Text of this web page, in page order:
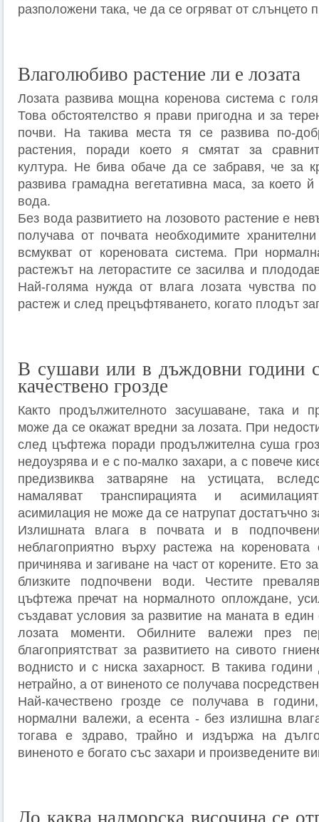
разположени така, че да се огряват от слънцето
Влаголюбиво растение ли е лозата
Лозата развива мощна коренова система с
Това обстоятелство я прави пригодна и за
почви. На такива места тя се развива по-
растения, поради което я смятат за
култура. Не бива обаче да се забравя, че за
развива грамадна вегетативна маса, за което
вода.
Без вода развитието на лозовото растение е
получава от почвата необходимите
всмукват от кореновата система. При
растежът на леторастите се засилва и
Най-голяма нужда от влага лозата чувства
растеж и след прецъфтяването, когато плодът
В сушави или в дъждовни години
качествено грозде
Както продължителното засушаване, така и
може да се окажат вредни за лозата. При
след цъфтежа поради продължителна суша
недоузрява и е с по-малко захари, а с повече
предизвиква затваряне на устицата,
намаляват транспирацията и
асимилация не може да се натрупат достатъчно
Излишната влага в почвата и в
неблагоприятно върху растежа на кореновата
причинява и загиване на част от корените. Ето
близките подпочвени води. Честите
цъфтежа пречат на нормалното оплождане,
създават условия за развитие на маната в един
лозата моменти. Обилните валежи през
благоприятстват за развитието на сивото
воднисто и с ниска захарност. В такива години
нетрайно, а от виненото се получава
Най-качествено грозде се получава в
нормални валежи, а есента - без излишна
тогава е здраво, трайно и издържа на
виненото е богато със захари и произведените
До каква надморска височина се